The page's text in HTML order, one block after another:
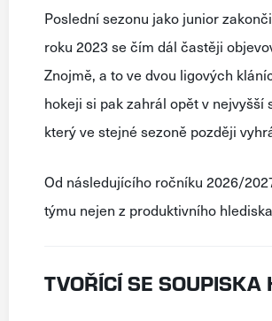
Poslednísezonu jako junior
roku 2023 se čím dál častěji
Znojmě, a tove dvou ligových
hokeji si pakzahrál opětv nejvyšší
kterýve stejné sezoně později
Od následujícího ročníku 2026/
týmu nejen z produktivního hlediska
TVOŘÍCÍ SE